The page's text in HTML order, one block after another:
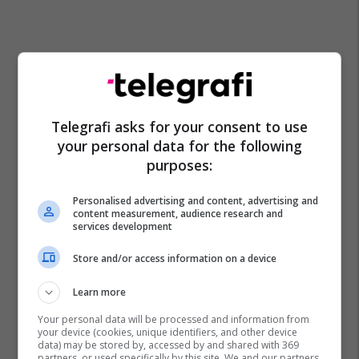
Telegrafi asks for your consent to use
your personal data for the following
purposes:
Personalised advertising and content, advertising and
content measurement, audience research and
services development
Store and/or access information on a device
Learn more
Your personal data will be processed and information from
your device (cookies, unique identifiers, and other device
data) may be stored by, accessed by and shared with 369